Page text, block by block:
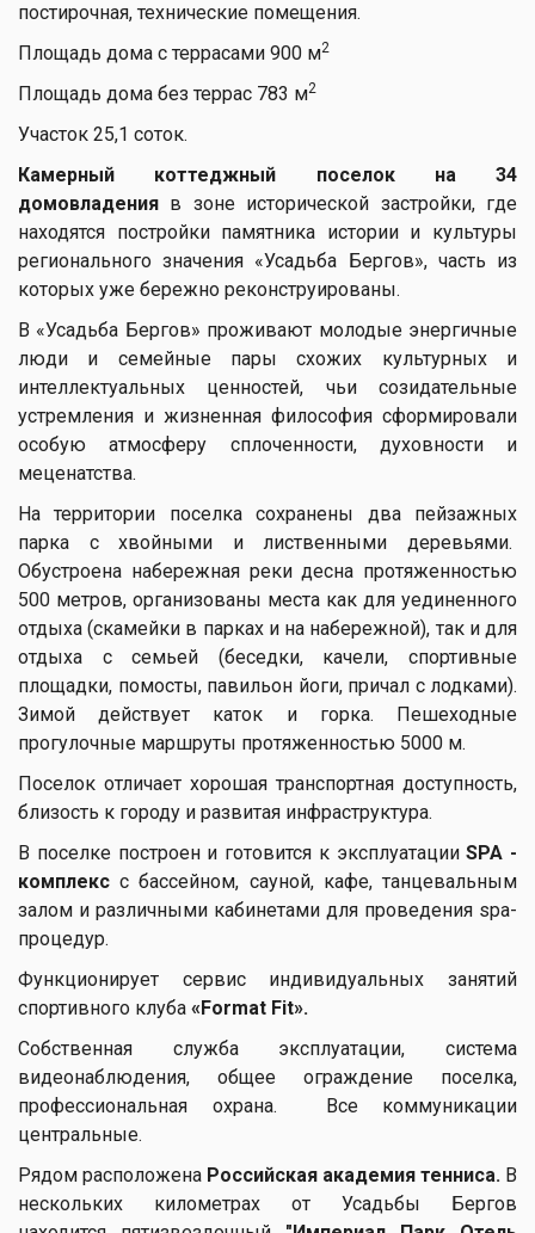
постирочная, технические помещения.
Площадь дома с террасами 900 м2
Площадь дома без террас 783 м2
Участок 25,1 соток.
Камерный коттеджный поселок на 34
домовладения в зоне исторической застройки, где
находятся постройки памятника истории и культуры
регионального значения «Усадьба Бергов», часть из
которых уже бережно реконструированы.
В «Усадьба Бергов» проживают молодые энергичные
люди и семейные пары схожих культурных и
интеллектуальных ценностей, чьи созидательные
устремления и жизненная философия сформировали
особую атмосферу сплоченности, духовности и
меценатства.
На территории поселка сохранены два пейзажных
парка с хвойными и лиственными деревьями.
Обустроена набережная реки десна протяженностью
500 метров, организованы места как для уединенного
отдыха (скамейки в парках и на набережной), так и для
отдыха с семьей (беседки, качели, спортивные
площадки, помосты, павильон йоги, причал с лодками).
Зимой действует каток и горка. Пешеходные
прогулочные маршруты протяженностью 5000 м.
Поселок отличает хорошая транспортная доступность,
близость к городу и развитая инфраструктура.
В поселке построен и готовится к эксплуатацииSPA -
комплекс с бассейном, сауной, кафе, танцевальным
залом и различными кабинетами для проведения spa-
процедур.
Функционирует сервис индивидуальных занятий
спортивного клуба « Format Fit».
Собственная служба эксплуатации, система
видеонаблюдения, общее ограждение поселка,
профессиональная охрана. Все коммуникации
центральные.
Рядом расположена Российская академия тенниса. В
нескольких километрах от Усадьбы Бергов